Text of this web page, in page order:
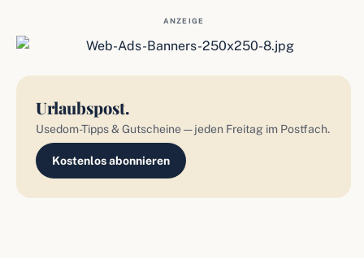
ANZEIGE
Urlaubspost.
Usedom-Tipps & Gutscheine — jeden Freitag im Postfach.
Kostenlos abonnieren